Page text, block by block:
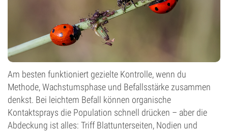
Am besten funktioniert gezielte Kontrolle, wenn du
Methode, Wachstumsphase und Befallsstärke zusammen
denkst. Bei leichtem Befall können organische
Kontaktsprays die Population schnell drücken – aber die
Abdeckung ist alles: Triff Blattunterseiten, Nodien und